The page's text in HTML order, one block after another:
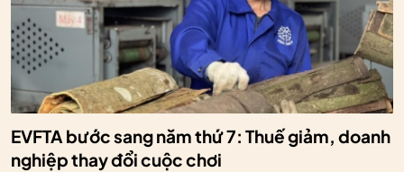
EVFTA bước sang năm thứ 7: Thuế giảm, doanh
nghiệp thay đổi cuộc chơi